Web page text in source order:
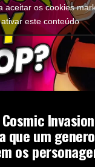
aceitar os cookies
ativar este conteúdo
Cosmic
que um
os